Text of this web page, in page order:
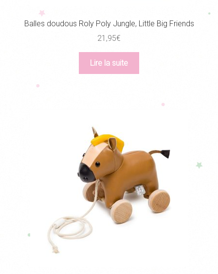
Balles doudous Roly Poly Jungle, Little Big Friends
21,95€
Lire la suite